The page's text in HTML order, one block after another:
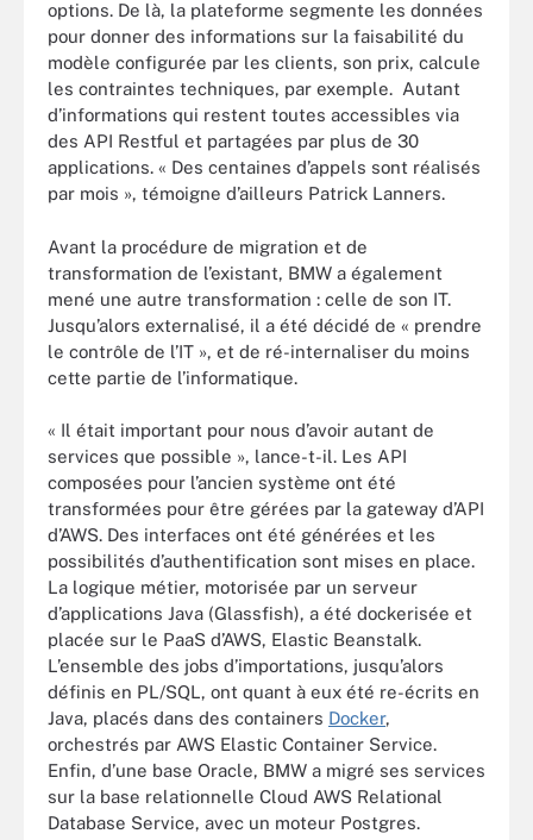
options. De là, la plateforme segmente les données
pour donner des informations sur la faisabilité du
modèle configurée par les clients, son prix, calcule
les contraintes techniques, par exemple. Autant
d’informations qui restent toutes accessibles via
des API Restful et partagées par plus de 30
applications. « Des centaines d’appels sont réalisés
par mois », témoigne d’ailleurs Patrick Lanners.
Avant la procédure de migration et de
transformation de l’existant, BMW a également
mené une autre transformation : celle de son IT.
Jusqu’alors externalisé, il a été décidé de « prendre
le contrôle de l’IT », et de ré-internaliser du moins
cette partie de l’informatique.
« Il était important pour nous d’avoir autant de
services que possible », lance-t-il. Les API
composées pour l’ancien système ont été
transformées pour être gérées par la gateway d’API
d’AWS. Des interfaces ont été générées et les
possibilités d’authentification sont mises en place.
La logique métier, motorisée par un serveur
d’applications Java (Glassfish), a été dockerisée et
placée sur le PaaS d’AWS, Elastic Beanstalk.
L’ensemble des jobs d’importations, jusqu’alors
définis en PL/SQL, ont quant à eux été re-écrits en
Java, placés dans des containers Docker,
orchestrés par AWS Elastic Container Service.
Enfin, d’une base Oracle, BMW a migré ses services
sur la base relationnelle Cloud AWS Relational
Database Service, avec un moteur Postgres.